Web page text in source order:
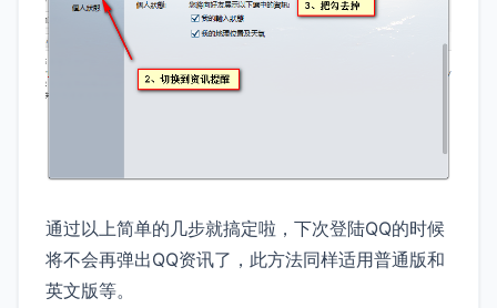
通过以上简单的几步就搞定啦，下次登陆QQ的时候
将不会再弹出QQ资讯了，此方法同样适用普通版和
英文版等。